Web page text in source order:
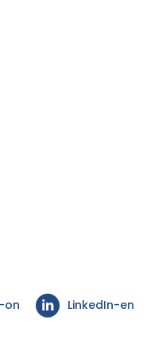
on LinkedIn-en